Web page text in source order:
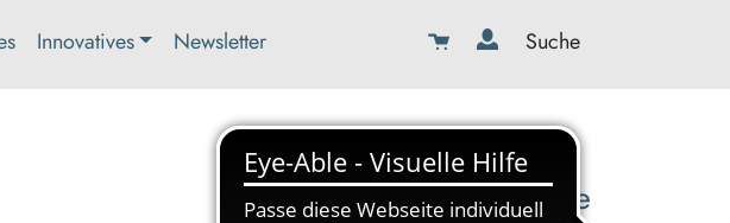
Innovatives Newsletter Suche
08179-423989-0
info@kbw-toelz-wor.de